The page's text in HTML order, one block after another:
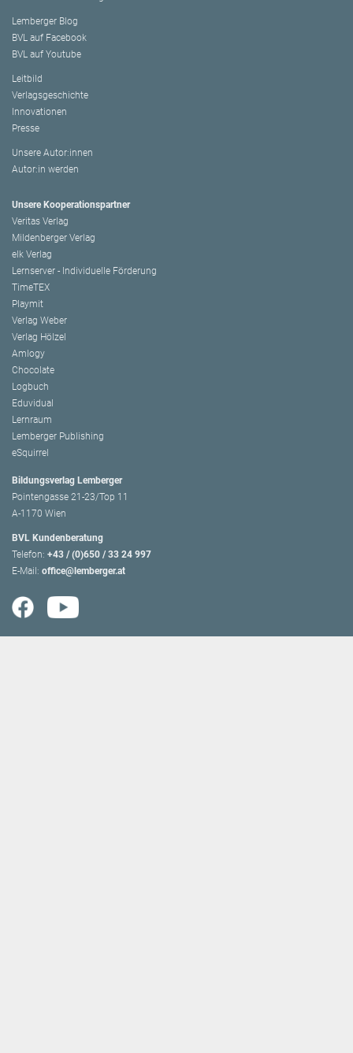
Lemberger Blog
BVL auf Facebook
BVL auf Youtube
Leitbild
Verlagsgeschichte
Innovationen
Presse
Unsere Autor:innen
Autor:in werden
Unsere Kooperationspartner
Veritas Verlag
Mildenberger Verlag
elk Verlag
Lernserver - Individuelle Förderung
TimeTEX
Playmit
Verlag Weber
Verlag Hölzel
Amlogy
Chocolate
Logbuch
Eduvidual
Lernraum
Lemberger Publishing
eSquirrel
Bildungsverlag Lemberger
Pointengasse 21-23/Top 11
A-1170 Wien
BVL Kundenberatung
Telefon: +43 / (0)650 / 33 24 997
E-Mail: office@lemberger.at